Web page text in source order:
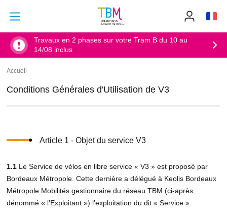
Accueil
Travaux en 2 phases sur votre Tram B du 10 au
14/08 inclus
Fil
Accueil
Conditions Générales d'Utilisation de V3
Article 1 - Objet du service V3
1.1 Le Service de vélos en libre service « V3 » est proposé par
Bordeaux Métropole. Cette dernière a délégué à Keolis Bordeaux
Métropole Mobilités gestionnaire du réseau TBM (ci-après
dénommé « l’Exploitant ») l’exploitation du dit « Service ».